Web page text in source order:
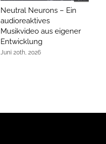
Neutral Neurons – Ein
audioreaktives
Musikvideo aus eigener
Entwicklung
Juni 20th, 2026